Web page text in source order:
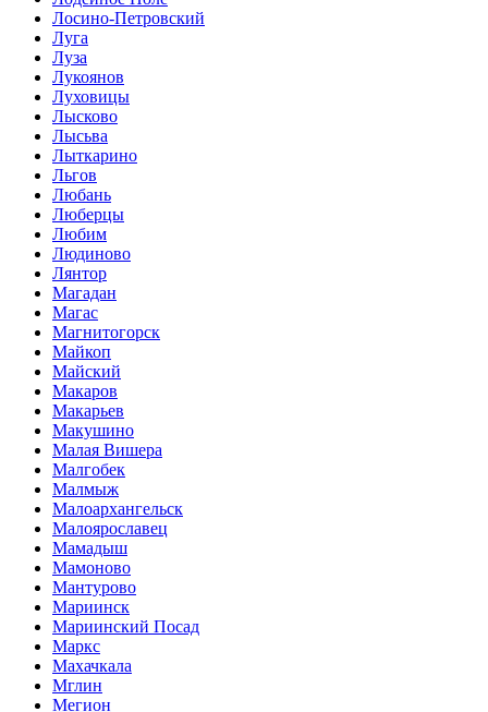
Лосино-Петровский
Луга
Луза
Лукоянов
Луховицы
Лысково
Лысьва
Лыткарино
Льгов
Любань
Люберцы
Любим
Людиново
Лянтор
Магадан
Магас
Магнитогорск
Майкоп
Майский
Макаров
Макарьев
Макушино
Малая Вишера
Малгобек
Малмыж
Малоархангельск
Малоярославец
Мамадыш
Мамоново
Мантурово
Мариинск
Мариинский Посад
Маркс
Махачкала
Мглин
Мегион